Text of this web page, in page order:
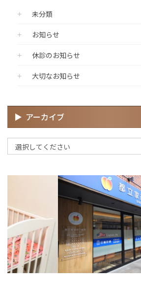
未分類
お知らせ
休診のお知らせ
大切なお知らせ
アーカイブ